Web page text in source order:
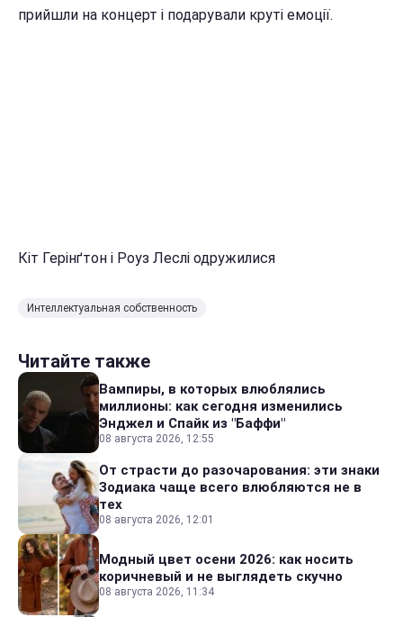
прийшли на концерт і подарували круті емоції.
Кіт Герінґтон і Роуз Леслі одружилися
Интеллектуальная собственность
Читайте также
Вампиры, в которых влюблялись
миллионы: как сегодня изменились
Энджел и Спайк из "Баффи"
08 августа 2026, 12:55
От страсти до разочарования: эти знаки
Зодиака чаще всего влюбляются не в
тех
08 августа 2026, 12:01
Модный цвет осени 2026: как носить
коричневый и не выглядеть скучно
08 августа 2026, 11:34